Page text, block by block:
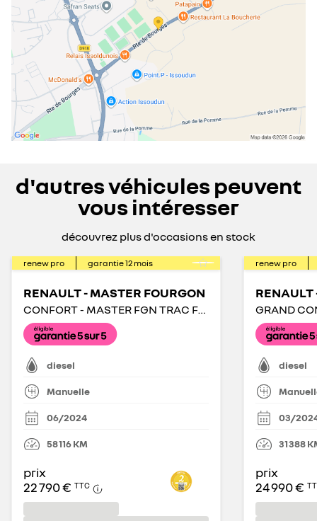
d'autres véhicules peuvent
vous intéresser
découvrez plus d'occasions en stock
renew pro garantie12 mois
RENAULT - MASTER FOURGON
CONFORT - MASTER FGN TRAC F3500 L3H3 BLUE DCI 135
diesel
Manuelle
06/2024
58 116KM
prix
22 790 € TTC
renew pro
RENAULT
diesel
03/
31 388
prix
24 990 €